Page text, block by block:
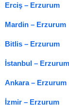
Erciş – Erzurum
Mardin – Erzurum
Bitlis – Erzurum
İstanbul – Erzurum
Ankara – Erzurum
İzmir – Erzurum